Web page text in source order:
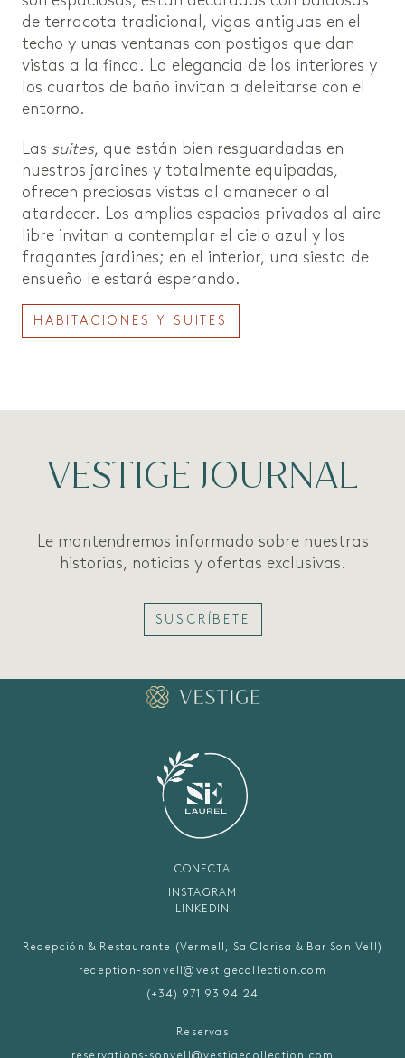
de terracota tradicional, vigas antiguas en el
techo y unas ventanas con postigos que dan
vistas a la finca. La elegancia de los interiores y
los cuartos de baño invitan a deleitarse con el
entorno.
Las suites, que están bien resguardadas en
nuestros jardines y totalmente equipadas,
ofrecen preciosas vistas al amanecer o al
atardecer. Los amplios espacios privados al aire
libre invitan a contemplar el cielo azul y los
fragantes jardines; en el interior, una siesta de
ensueño le estará esperando.
HABITACIONES Y SUITES
VESTIGE JOURNAL
Le mantendremos informado sobre nuestras
historias, noticias y ofertas exclusivas.
SUSCRÍBETE
CONECTA
INSTAGRAM
LINKEDIN
Recepción & Restaurante (Vermell, Sa Clarisa & Bar Son Vell)
reception-sonvell@vestigecollection.com
(+34) 971 93 94 24
Reservas
reservations-sonvell@vestigecollection.com